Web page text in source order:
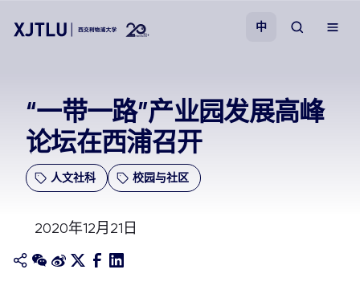
招生
科研
学院
中
“一带一路”产业园发展高峰
论坛在西浦召开
人文社科 校园与社区
2020年12月21日